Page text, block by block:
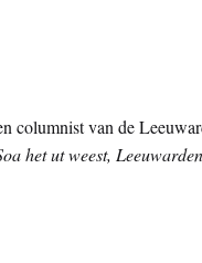
columnist van de
het ut weest,